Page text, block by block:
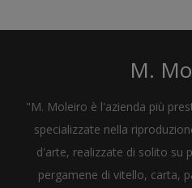
M.
"M. Moleiro è l'azienda più
specializzate nella
d'arte, realizzate di solito su
pergamene di vitello, carta,